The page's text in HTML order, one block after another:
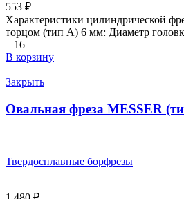
553 ₽
Характеристики цилиндрической
торцом (тип А) 6 мм: Диаметр
– 16
В корзину
Закрыть
Овальная фреза MESSER
Твердосплавные борфрезы